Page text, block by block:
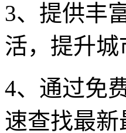
3、提供丰
活，提升
4、通过免
速查找最